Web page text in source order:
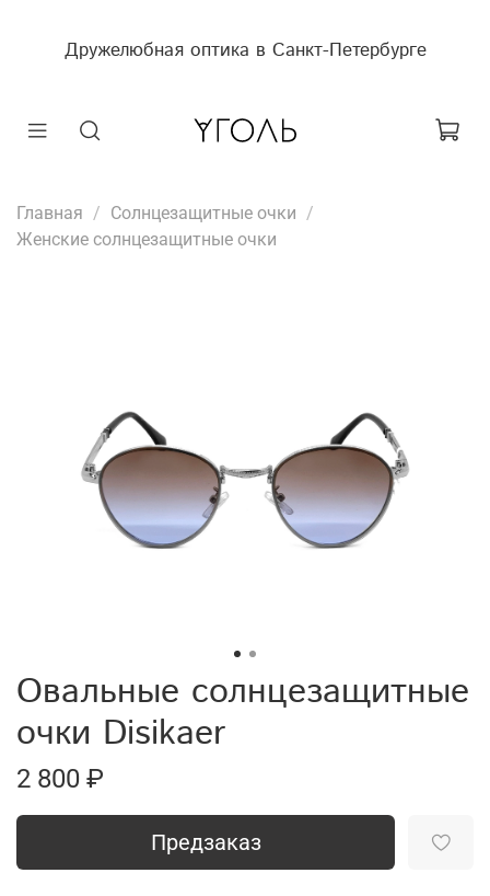
Дружелюбная оптика в Санкт-Петербурге
Главная
Солнцезащитные очки
Женские солнцезащитные очки
Овальные солнцезащитные
очки Disikaer
2 800 ₽
Предзаказ